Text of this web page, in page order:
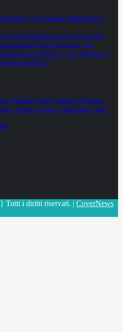
si propaga utilizzando i
molti effetti avversi, lo studio
per le pazienti con
hr+/her2- e con tumore al
(mtnbc)
Stampa Epatiti featured Genetica
Scienza vaccini Veterinaria video
Tutti i diritti riservati. | CoverNews